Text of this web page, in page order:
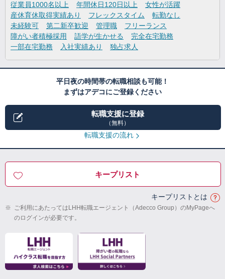
従業員1000名以上
年間休日120日以上
女性が活躍
産休育休取得実績あり
フレックスタイム
転勤なし
未経験可
第二新卒歓迎 管理職
フリーランス
障がい者積極採用
語学が生かせる
完全在宅勤務
一部在宅勤務
入社実績あり 独占求人
平日夜の時間帯の転職相談も可能！
まずはアデコにご登録ください
転職支援に登録
（無料）
転職支援の流れ
キープリスト
キープリストとは
※ ご利用にあたってはLHH転職エージェント（Adecco Group）のMyPageへ
のログインが必要です。